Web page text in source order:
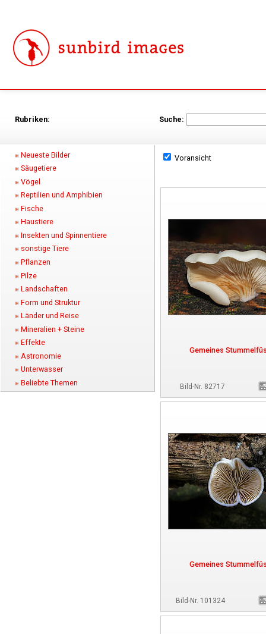
Rubriken: Suche:
Neueste Bilder
Säugetiere
Vögel
Reptilien und Amphibien
Fische
Haustiere
Insekten und Spinnentiere
sonstige Tiere
Pflanzen
Pilze
Landschaften
Form und Struktur
Länder und Reise
Mineralien + Steine
Effekte
Astronomie
Unterwasser
Beliebte Themen
Voransicht
Gemeines
Bild-Nr. 82717
Gemeines
Bild-Nr. 101324